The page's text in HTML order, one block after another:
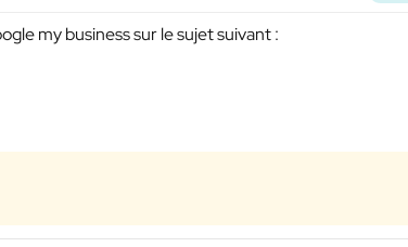
my business sur le sujet suivant :